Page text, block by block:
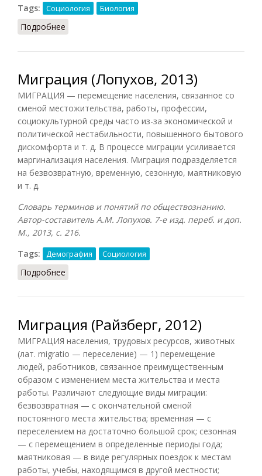
Tags:
Социология Биология
Подробнее
Миграция (Лопухов, 2013)
МИГРАЦИЯ — перемещение населения, связанное со
сменой местожительства, работы, профессии,
социокультурной среды часто из-за экономической и
политической нестабильности, повышенного бытового
дискомфорта и т. д. В процессе миграции усиливается
маргинализация населения. Миграция подразделяется
на безвозвратную, временную, сезонную, маятниковую
и т. д.
Словарь терминов и понятий по обществознанию.
Автор-составитель А.М. Лопухов. 7-е изд. переб. и доп.
М., 2013, с. 216.
Tags:
Демография Социология
Подробнее
Миграция (Райзберг, 2012)
МИГРАЦИЯ населения, трудовых ресурсов, животных
(лат. migratio — переселение) — 1) перемещение
людей, работников, связанное преимущественным
образом с изменением места жительства и места
работы. Различают следующие виды миграции:
безвозвратная — с окончательной сменой
постоянного места жительства; временная — с
переселением на достаточно большой срок; сезонная
— с перемещением в определенные периоды года;
маятниковая — в виде регулярных поездок к местам
работы, учебы, находящимся в другой местности;